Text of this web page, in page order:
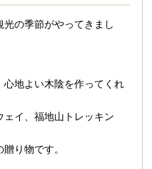
の季節がやってきまし
心地よい木陰を作ってくれ
ェイ、福地山トレッキン
り物です。